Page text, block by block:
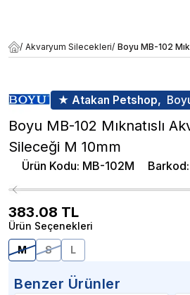
/ Akvaryum Silecekleri/ Boyu MB-102
★ Atakan Petshop,
Boyu MB-102 Mıknatıslı
Sileceği M 10mm
Ürün Kodu: MB-102M Barkod:
383.08 TL
Ürün Seçenekleri
M
S L
Benzer Ürünler